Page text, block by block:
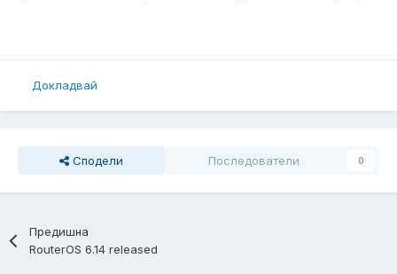
Докладвай
Сподели Последователи 0
Предишна
RouterOS 6.14 released